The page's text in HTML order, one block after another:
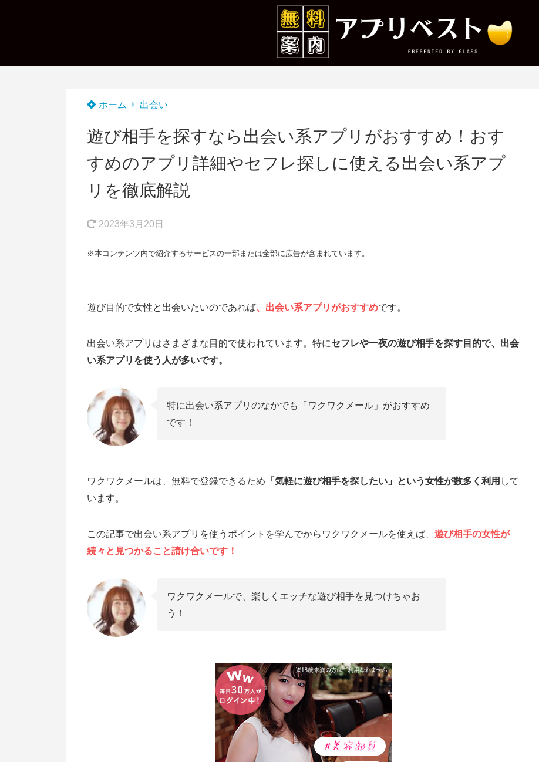
ホーム 出会い
遊び相手を探すなら出会い系アプリがおすすめ！おす
すめのアプリ詳細やセフレ探しに使える出会い系アプ
リを徹底解説
2023年3月20日
※本コンテンツ内で紹介するサービスの一部または全部に広告が含まれています。
遊び目的で女性と出会いたいのであれば、出会い系アプリがおすすめです。
出会い系アプリはさまざまな目的で使われています。特にセフレや一夜の遊び相手を探す目的で、出会
い系アプリを使う人が多いです。
特に出会い系アプリのなかでも「ワクワクメール」がおすすめ
です！
ワクワクメールは、無料で登録できるため 「気軽に遊び相手を探したい」という女性が数多く利用 して
います。
この記事で出会い系アプリを使うポイントを学んでからワクワクメールを使えば、 遊び相手の女性が
続々と見つかること請け合いです！
ワクワクメールで、楽しくエッチな遊び相手を見つけちゃお
う！